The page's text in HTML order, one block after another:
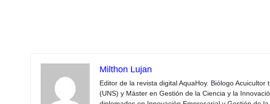
Milthon Lujan
Editor de la revista digital AquaHoy. Biólogo
(UNS) y Máster en Gestión de la Ciencia y la